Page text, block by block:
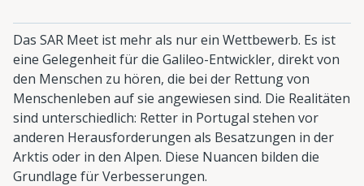
Das SAR Meet ist mehr als nur ein Wettbewerb. Es ist
eine Gelegenheit für die Galileo-Entwickler, direkt von
den Menschen zu hören, die bei der Rettung von
Menschenleben auf sie angewiesen sind. Die Realitäten
sind unterschiedlich: Retter in Portugal stehen vor
anderen Herausforderungen als Besatzungen in der
Arktis oder in den Alpen. Diese Nuancen bilden die
Grundlage für Verbesserungen.